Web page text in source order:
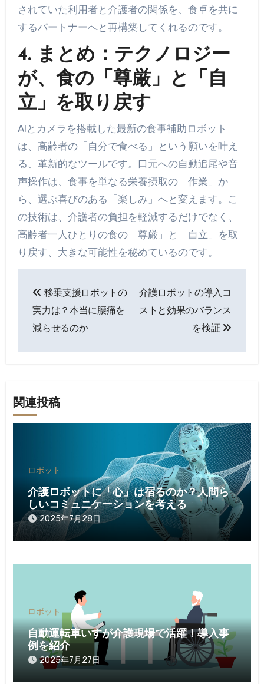
されていた利用者と介護者の関係を、食卓を共に
するパートナーへと再構築してくれるのです。
4. まとめ：テクノロジー
が、食の「尊厳」と「自
立」を取り戻す
AIとカメラを搭載した最新の食事補助ロボット
は、高齢者の「自分で食べる」という願いを叶え
る、革新的なツールです。口元への自動追尾や音
声操作は、食事を単なる栄養摂取の「作業」か
ら、選ぶ喜びのある「楽しみ」へと変えます。こ
の技術は、介護者の負担を軽減するだけでなく、
高齢者一人ひとりの食の「尊厳」と「自立」を取
り戻す、大きな可能性を秘めているのです。
稿
ナ
ビ
ー
シ
ン
移乗支援ロボットの
実力は？本当に腰痛を
減らせるのか
介護ロボットの導入コ
ストと効果のバランス
を検証
関連投稿
ロボット
介護ロボットに「心」は宿るのか？人間ら
しいコミュニケーションを考える
2025年7月28日
ロボット
自動運転車いすが介護現場で活躍！導入事
例を紹介
2025年7月27日